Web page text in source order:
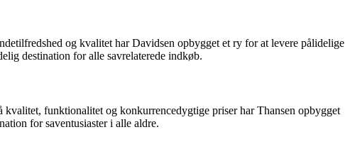
og kvalitet har Davidsen opbygget et ry for at levere pålidelige
destination for alle savrelaterede indkøb.
funktionalitet og konkurrencedygtige priser har Thansen opbygget
for saventusiaster i alle aldre.